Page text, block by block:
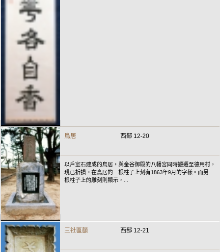
鳥居 西部 12-20
以戶室石建成的鳥居，與金谷御殿的八幡宮同時搬遷至德用村，
現已折損。在鳥居的一根柱子上刻有1863年9月的字樣。而另一
根柱子上的雕刻則顯示，...
三社匾額 西部 12-21